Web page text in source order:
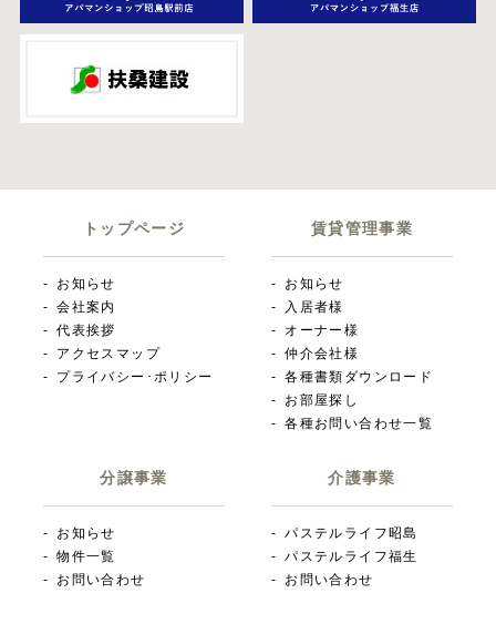
トップページ
お知らせ
会社案内
代表挨拶
アクセスマップ
プライバシー･ポリシー
賃貸管理事業
お知らせ
入居者様
オーナー様
仲介会社様
各種書類ダウンロード
お部屋探し
各種お問い合わせ一覧
分譲事業
お知らせ
物件一覧
お問い合わせ
介護事業
パステルライフ昭島
パステルライフ福生
お問い合わせ